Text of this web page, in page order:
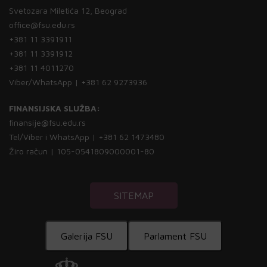
Svetozara Miletića 12, Beograd
office@fsu.edu.rs
+381 11 3391911
+381 11 3391912
+381 11 4011270
Viber/WhatsApp | +381 62 9273936
FINANSIJSKA SLUŽBA:
finansije@fsu.edu.rs
Tel/Viber i WhatsApp | +381 62 1473480
Žiro račun | 105-0541809000001-80
SITEMAP
Galerija FSU Parlament FSU